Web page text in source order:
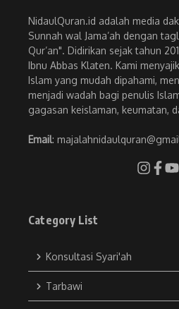
NidaulQuran.id adalah media
Sunnah wal Jama’ah dengan
Qur’an". Didirikan sejak tahun
Ibnu Abbas Klaten. Kami
Islam yang mudah dipahami,
menjadi wadah bagi penulis
gagasan keislaman, keumatan,
Email:
Category List
Konsultasi Syari'ah
Tarbawi